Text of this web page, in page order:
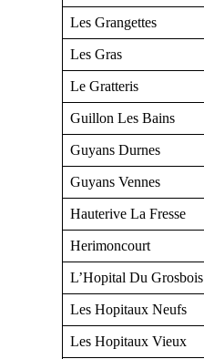
Les Grangettes
Les Gras
Le Gratteris
Guillon Les Bains
Guyans Durnes
Guyans Vennes
Hauterive La Fresse
Herimoncourt
L’Hopital Du Grosbois
Les Hopitaux Neufs
Les Hopitaux Vieux